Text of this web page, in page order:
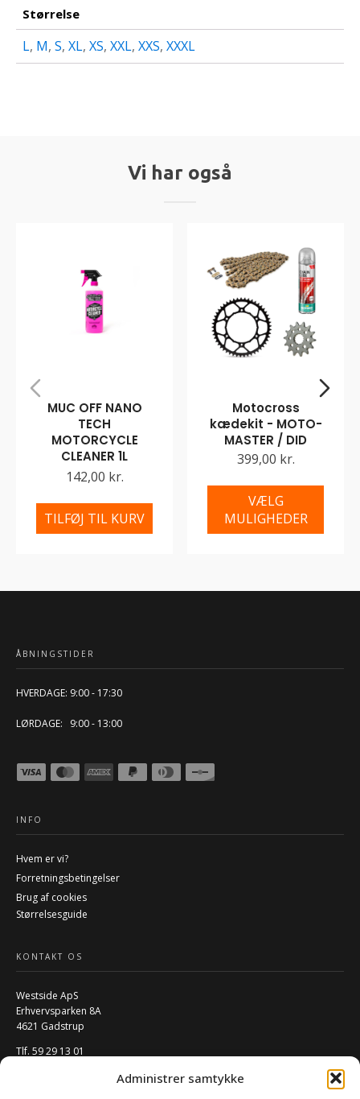
Administrer samtykke
Størrelse
L, M, S, XL, XS, XXL, XXS, XXXL
Vi har også
MUC OFF NANO
TECH
MOTORCYCLE
CLEANER 1L
142,00 kr.
TILFØJ TIL KURV
Motocross
kædekit - MOTO-
MASTER / DID
399,00 kr.
VÆLG
MULIGHEDER
ÅBNINGSTIDER
HVERDAGE: 9:00 - 17:30
LØRDAGE: 9:00 - 13:00
INFO
Hvem er vi?
Forretningsbetingelser
Brug af cookies
Størrelsesguide
KONTAKT OS
Westside ApS
Erhvervsparken 8A
4621 Gadstrup
Tlf. 59 29 13 01